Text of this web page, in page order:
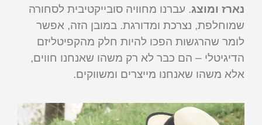
נארז ומוצג. עברנו מחוויה סובייקטיבית לסחורה
שמוחלפת, נצרכת ומדורגת. במובן הזה, אפשר
לומר שהרגשות הפכו להיות חלק מהקפיטליזם
הדיגיטלי – הם כבר לא רק משהו שאנחנו חווים,
אלא משהו שאנחנו מייצרים ומשווקים.